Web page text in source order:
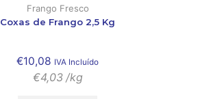
Frango Fresco
Coxas de Frango 2,5 Kg
€10,08 IVA Incluído
€4,03 /kg